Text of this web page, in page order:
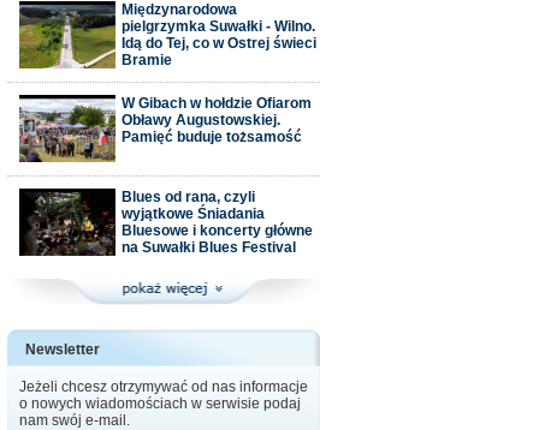
Międzynarodowa
pielgrzymka Suwałki - Wilno.
Idą do Tej, co w Ostrej świeci
Bramie
W Gibach w hołdzie Ofiarom
Obławy Augustowskiej.
Pamięć buduje tożsamość
Blues od rana, czyli
wyjątkowe Śniadania
Bluesowe i koncerty główne
na Suwałki Blues Festival
Newsletter
Jeżeli chcesz otrzymywać od nas informacje
o nowych wiadomościach w serwisie podaj
nam swój e-mail.